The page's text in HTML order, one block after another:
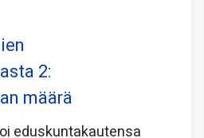
2:
määrä
eduskuntakautensa